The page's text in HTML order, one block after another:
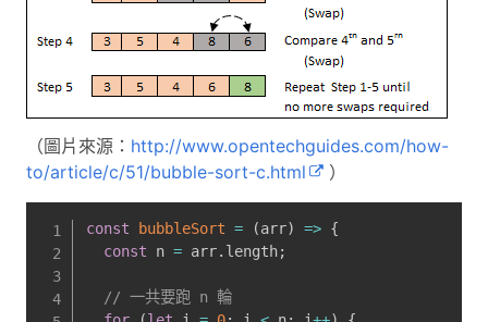
（圖片來源： http://www.opentechguides.com/how-
to/article/c/51/bubble-sort-c.html
）
const bubbleSort = (arr) => {
const n = arr. length;
// 一共要跑 n 輪